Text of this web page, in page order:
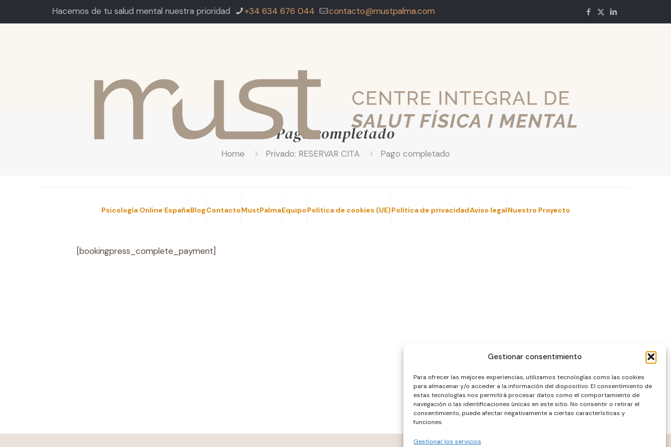
Gestionar consentimiento
Para ofrecer las mejores experiencias, utilizamos tecnologías como las cookies
para almacenar y/o acceder a la información del dispositivo. El consentimiento de
estas tecnologías nos permitirá procesar datos como el comportamiento de
navegación o las identificaciones únicas en este sitio. No consentir o retirar el
consentimiento, puede afectar negativamente a ciertas características y
funciones.
Gestionar los servicios
Hacemos de tu salud mental nuestra prioridad +34 634 676 044 contacto@mustpalma.com
Psicología Online EspañaBlogContactoMustPalmaEquipoPolítica de cookies (UE)Política de privacidadAviso legalNuestro Proyecto
Pago completado
Home Privado: RESERVAR CITA Pago completado
[bookingpress_complete_payment]